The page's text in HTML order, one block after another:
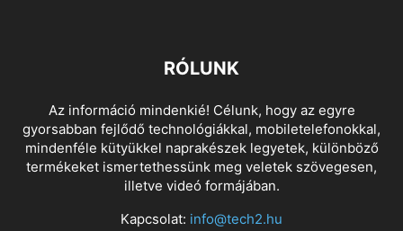
RÓLUNK
Az információ mindenkié! Célunk, hogy az egyre
gyorsabban fejlődő technológiákkal, mobiletelefonokkal,
mindenféle kütyükkel naprakészek legyetek, különböző
termékeket ismertethessünk meg veletek szövegesen,
illetve videó formájában.
Kapcsolat: info@tech2.hu